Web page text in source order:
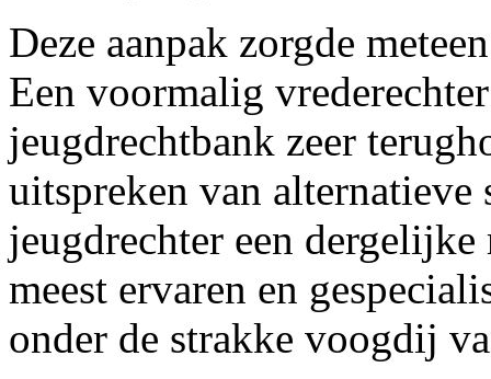
Deze aanpak zorgde
Een voormalig
jeugdrechtbank zeer
uitspreken van alternatieve
jeugdrechter een
meest ervaren en
onder de strakke voogdij